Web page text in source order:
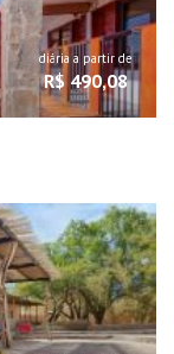
diária a partir de
R$ 490,08